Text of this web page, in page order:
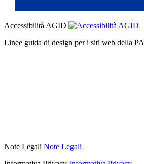
Accessibilità AGID
Linee guida di design per i siti web della PA
Note Legali Note Legali